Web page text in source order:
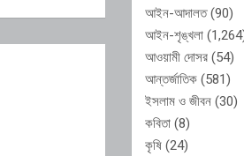
আইন-আদালত(90)
আইন-শৃঙ্খলা
আওয়ামী দোসর (54)
আন্তর্জাতিক (581)
ইসলাম ও জীবন (30)
কবিতা (8)
কৃষি (24)